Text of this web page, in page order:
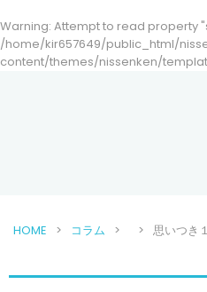
Warning: Attempt to read property
/home/kir657649/public_html/
content/themes/nissenken/
HOME コラム 思いつき